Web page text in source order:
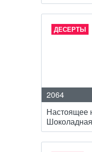
ДЕСЕРТЫ
2064
Настоящее